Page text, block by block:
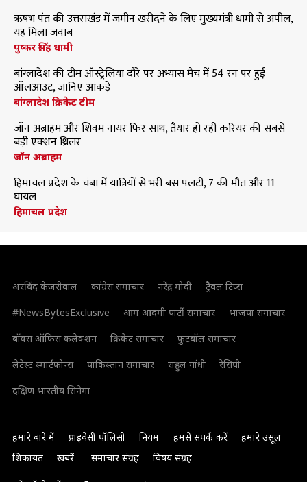
ऋषभ पंत की उत्तराखंड में जमीन खरीदने के लिए मुख्यमंत्री धामी से अपील,
यह मिला जवाब
पुष्कर सिंह धामी
बांग्लादेश की टीम ऑस्ट्रेलिया दौरे पर अभ्यास मैच में 54 रन पर हुई
ऑलआउट, जानिए आंकड़े
बांग्लादेश क्रिकेट टीम
जॉन अब्राहम और शिवम नायर फिर साथ, तैयार हो रही करियर की सबसे
बड़ी एक्शन थ्रिलर
जॉन अब्राहम
हिमाचल प्रदेश के चंबा में यात्रियों से भरी बस पलटी, 7 की मौत और 11
घायल
हिमाचल प्रदेश
अरविंद केजरीवाल कांग्रेस समाचार नरेंद्र मोदी
ट्रैवल टिप्स
#NewsBytesExclusive
आम आदमी पार्टी समाचार
भाजपा समाचार
बॉक्स ऑफिस कलेक्शन
क्रिकेट समाचार
फुटबॉल समाचार
लेटेस्ट स्मार्टफोन्स
पाकिस्तान समाचार राहुल गांधी
रेसिपी
दक्षिण भारतीय सिनेमा
हमारे बारे में प्राइवेसी पॉलिसी नियम हमसे संपर्क करें
हमारे उसूल
शिकायत
खबरें समाचार संग्रह विषय संग्रह